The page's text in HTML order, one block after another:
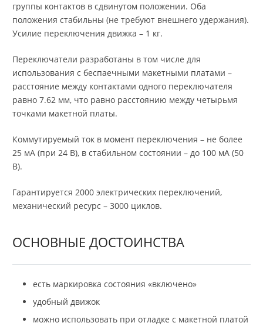
группы контактов в сдвинутом положении. Оба
положения стабильны (не требуют внешнего удержания).
Усилие переключения движка – 1 кг.
Переключатели разработаны в том числе для
использования с беспаечными макетными платами –
расстояние между контактами одного переключателя
равно 7.62 мм, что равно расстоянию между четырьмя
точками макетной платы.
Коммутируемый ток в момент переключения – не более
25 мА (при 24 В), в стабильном состоянии – до 100 мА (50
В).
Гарантируется 2000 электрических переключений,
механический ресурс – 3000 циклов.
ОСНОВНЫЕ ДОСТОИНСТВА
есть маркировка состояния «включено»
удобный движок
можно использовать при отладке с макетной платой